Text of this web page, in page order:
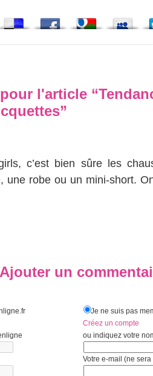
l'article
c’est bien sûre les
une robe ou un mini-short.
Ajouter un
Je ne suis pas
Créez un compte
ou indiquez votre
Votre e-mail (ne